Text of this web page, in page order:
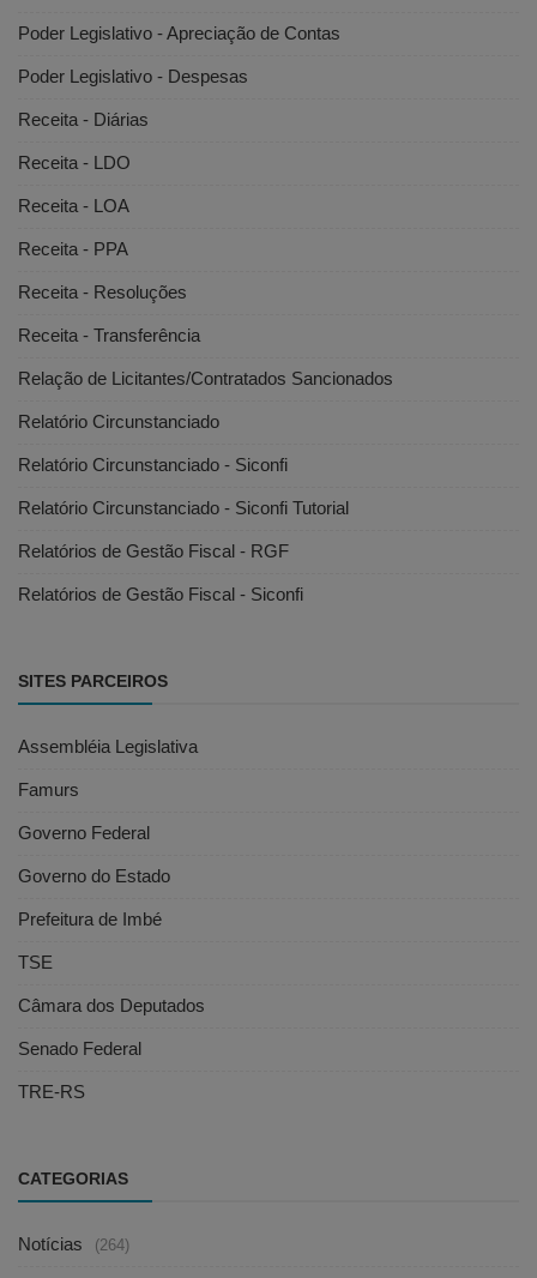
Poder Legislativo - Apreciação de Contas
Poder Legislativo - Despesas
Receita - Diárias
Receita - LDO
Receita - LOA
Receita - PPA
Receita - Resoluções
Receita - Transferência
Relação de Licitantes/Contratados Sancionados
Relatório Circunstanciado
Relatório Circunstanciado - Siconfi
Relatório Circunstanciado - Siconfi Tutorial
Relatórios de Gestão Fiscal - RGF
Relatórios de Gestão Fiscal - Siconfi
SITES PARCEIROS
Assembléia Legislativa
Famurs
Governo Federal
Governo do Estado
Prefeitura de Imbé
TSE
Câmara dos Deputados
Senado Federal
TRE-RS
CATEGORIAS
Notícias (264)